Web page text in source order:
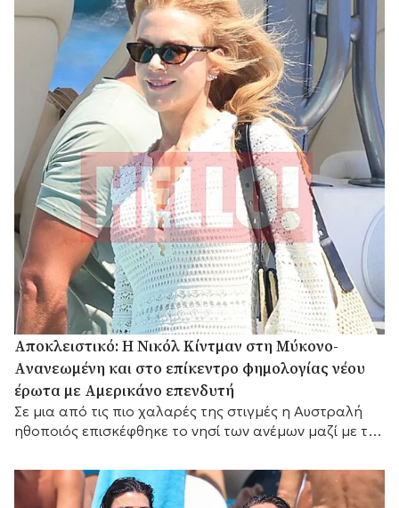
Αποκλειστικό: Η Νικόλ Κίντμαν στη Μύκονο-
Aνανεωμένη και στο επίκεντρο φημολογίας νέου
έρωτα με Αμερικάνο επενδυτή
Σε μια από τις πιο χαλαρές της στιγμές η Αυστραλή
ηθοποιός επισκέφθηκε το νησί των ανέμων μαζί με τη
καλλιτέχνη Μάρκο Περέγκο.